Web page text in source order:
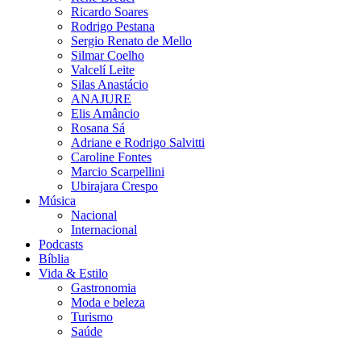
Ricardo Soares
Rodrigo Pestana
Sergio Renato de Mello
Silmar Coelho
Valcelí Leite
Silas Anastácio
ANAJURE
Elis Amâncio
Rosana Sá
Adriane e Rodrigo Salvitti
Caroline Fontes
Marcio Scarpellini
Ubirajara Crespo
Música
Nacional
Internacional
Podcasts
Bíblia
Vida & Estilo
Gastronomia
Moda e beleza
Turismo
Saúde